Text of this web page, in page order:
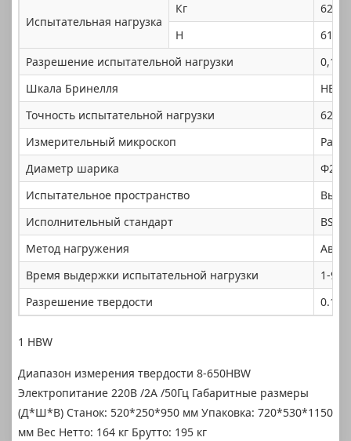
Испытательная нагрузка
Кг
62,5
Н
Разрешение испытательной нагрузки
0,1 кг
Шкала Бринелля
Точность испытательной нагрузки
62,5
Измерительный микроскоп
Диаметр шарика
Φ2,5
Испытательное пространство
Исполнительный стандарт
Метод нагружения
Время выдержки испытательной нагрузки
1-99
Разрешение твердости
0.1
1 HBW
Диапазон измерения твердости 8-650HBW
Электропитание 220В /2А /50Гц Габаритные размеры
(Д*Ш*В) Станок: 520*250*950 мм Упаковка: 720*530*1150
мм Вес Нетто: 164 кг Брутто: 195 кг